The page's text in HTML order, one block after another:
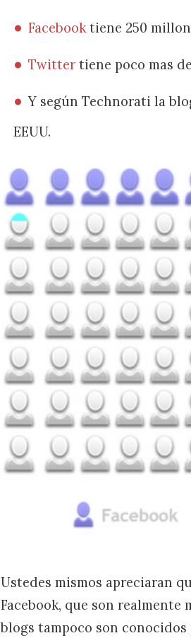
Facebook tiene 250
Twitter tiene poco mas
Y según Technorati la
EEUU.
Ustedes mismos apreciaran
Facebook, que son
blogs tampoco son